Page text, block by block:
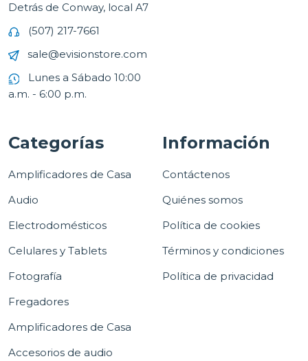
Detrás de Conway, local A7
(507) 217-7661
sale@evisionstore.com
Lunes a Sábado 10:00
a.m. - 6:00 p.m.
Categorías
Amplificadores de Casa
Audio
Electrodomésticos
Celulares y Tablets
Fotografía
Fregadores
Amplificadores de Casa
Accesorios de audio
Información
Contáctenos
Quiénes somos
Política de cookies
Términos y condiciones
Política de privacidad